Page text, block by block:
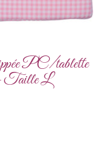
PC/tablette
Taille L